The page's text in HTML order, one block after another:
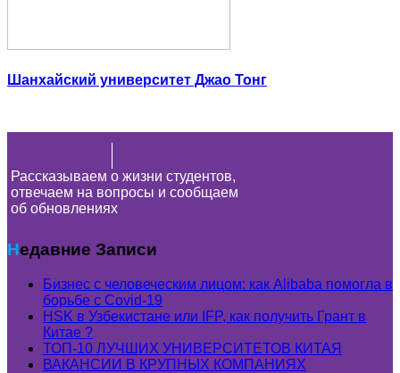
Шанхайский университет Джао Тонг
Рассказываем о жизни студентов,
отвечаем на вопросы и сообщаем
об обновлениях
Недавние Записи
Бизнес с человеческим лицом: как Alibaba помогла в
борьбе с Covid-19
HSK в Узбекистане или IFP, как получить Грант в
Китае ?
ТОП-10 ЛУЧШИХ УНИВЕРСИТЕТОВ КИТАЯ
ВАКАНСИИ В КРУПНЫХ КОМПАНИЯХ